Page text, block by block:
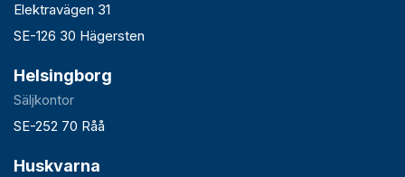
Elektravägen 31
SE-126 30 Hägersten
Helsingborg
Säljkontor
SE-252 70 Råå
Huskvarna